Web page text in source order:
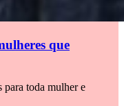
que
para toda mulher e